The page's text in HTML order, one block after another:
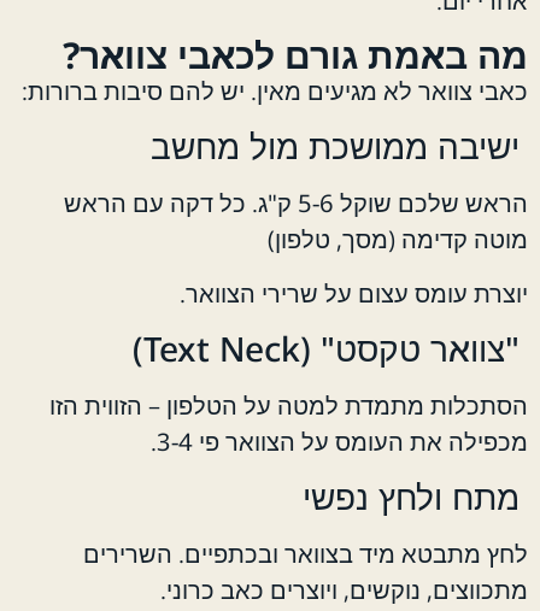
מה באמת גורם לכאבי צוואר?
כאבי צוואר לא מגיעים מאין. יש להם סיבות ברורות:
ישיבה ממושכת מול מחשב
הראש שלכם שוקל 5-6 ק"ג. כל דקה עם הראש
מוטה קדימה (מסך, טלפון)
יוצרת עומס עצום על שרירי הצוואר.
"צוואר טקסט" (Text Neck)
הסתכלות מתמדת למטה על הטלפון – הזווית הזו
מכפילה את העומס על הצוואר פי 3-4.
מתח ולחץ נפשי
לחץ מתבטא מיד בצוואר ובכתפיים. השרירים
מתכווצים, נוקשים, ויוצרים כאב כרוני.